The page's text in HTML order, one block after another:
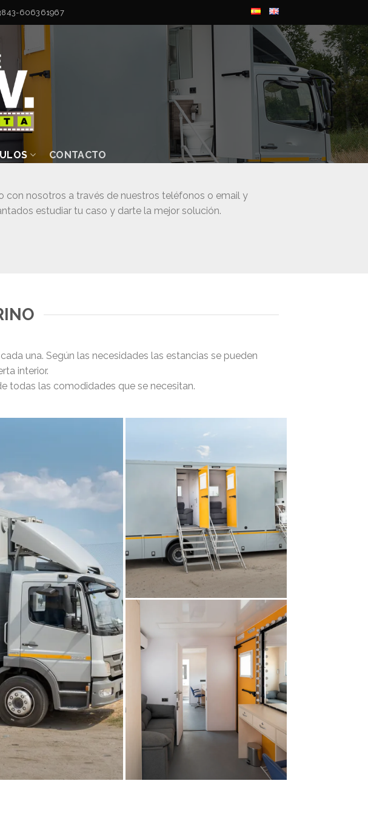
606361967
CONTACTO
con nosotros a través de nuestros teléfonos o email y
estudiar tu caso y darte la mejor solución.
una. Según las necesidades las estancias se pueden
interior.
todas las comodidades que se necesitan.